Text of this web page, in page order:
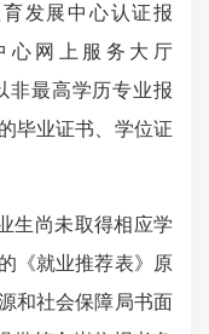
发展中心认证报
心网上服务大厅
非最高学历专业报
毕业证书、学位证
尚未取得相应学
《就业推荐表》原
和社会保障局书面